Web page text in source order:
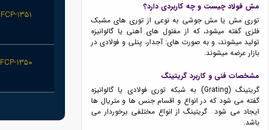
مش فولاد چیست و چه کاربردی دارد؟
توری مش یا مش جوشی به نوعی از توری های مشبک
فلزی گفته میشود، که از مفتول های آهنی یا گالوانیزه
تولید میشوند، و به صورت های: آجدار، پنلی و فولادی در
بازار عرضه میشوند.
مشخصات فنی و کاربرد گریتینگ
گریتینگ (Grating) به شبکه توری فولادی یا گالوانیزه
گفته می شود که در انواع و اقسام جنس ها و متریال ها
ایجاد می شود گریتینگ از انواع مختلفی برخوردار می
باشد.
FCP-1351
FCP-1350